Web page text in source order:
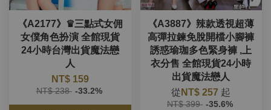
《A2177》♛三點式女佣
女僕角色扮演 全館現貨
24小時台灣出貨魔法戀
人
NT$ 159
NT$ 238 -33.2%
《A3887》辣款透視超薄
高彈拉鍊免脫開檔小腳褲
誘惑瑜珈多色緊身褲 ,上
衣分售 全館現貨24小時
出貨魔法戀人
從 NT$ 257 起
NT$ 399 -35.6%